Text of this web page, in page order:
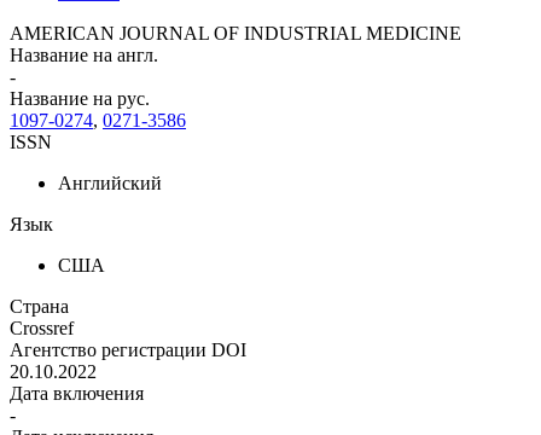
AMERICAN JOURNAL OF INDUSTRIAL MEDICINE
Название на англ.
-
Название на рус.
1097-0274, 0271-3586
ISSN
Английский
Язык
США
Страна
Crossref
Агентство регистрации DOI
20.10.2022
Дата включения
-